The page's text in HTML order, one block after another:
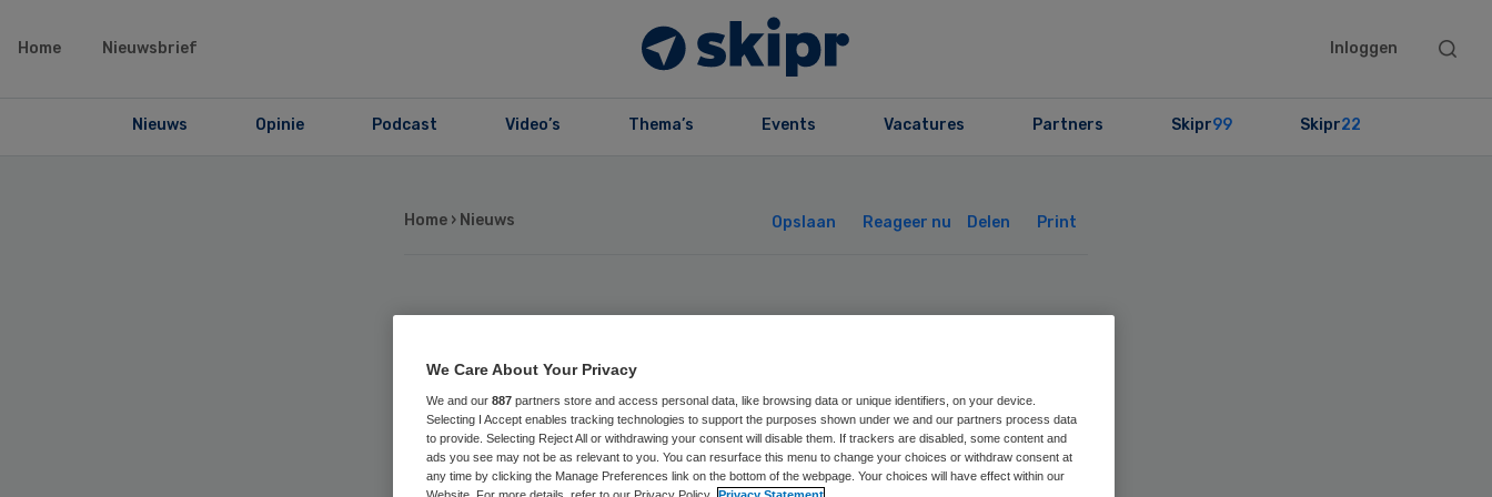
Home Nieuwsbrief Inloggen
Search
Nieuws Opinie Podcast Video’s Thema’s Events Vacatures Partners Skipr99 Skipr22
Home › Nieuws Opslaan Reageer nu Delen Print
Gemeente Goirle start
proef met
gezondheidscheck
We Care About Your Privacy
We and our 887 partners store and access personal data, like browsing data or unique identifiers, on your device.
Selecting I Accept enables tracking technologies to support the purposes shown under we and our partners process data
to provide. Selecting Reject All or withdrawing your consent will disable them. If trackers are disabled, some content and
ads you see may not be as relevant to you. You can resurface this menu to change your choices or withdraw consent at
any time by clicking the Manage Preferences link on the bottom of the webpage. Your choices will have effect within our